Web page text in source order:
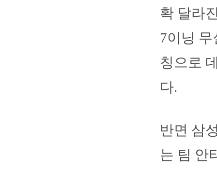
확 달라
7이닝
칭으로
다.
반면 삼
는 팀 안